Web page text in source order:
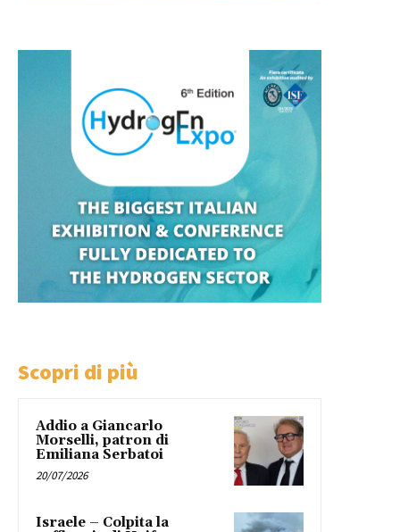
Scopri di più
Addio a Giancarlo
Morselli, patron di
Emiliana Serbatoi
20/07/2026
Israele – Colpita la